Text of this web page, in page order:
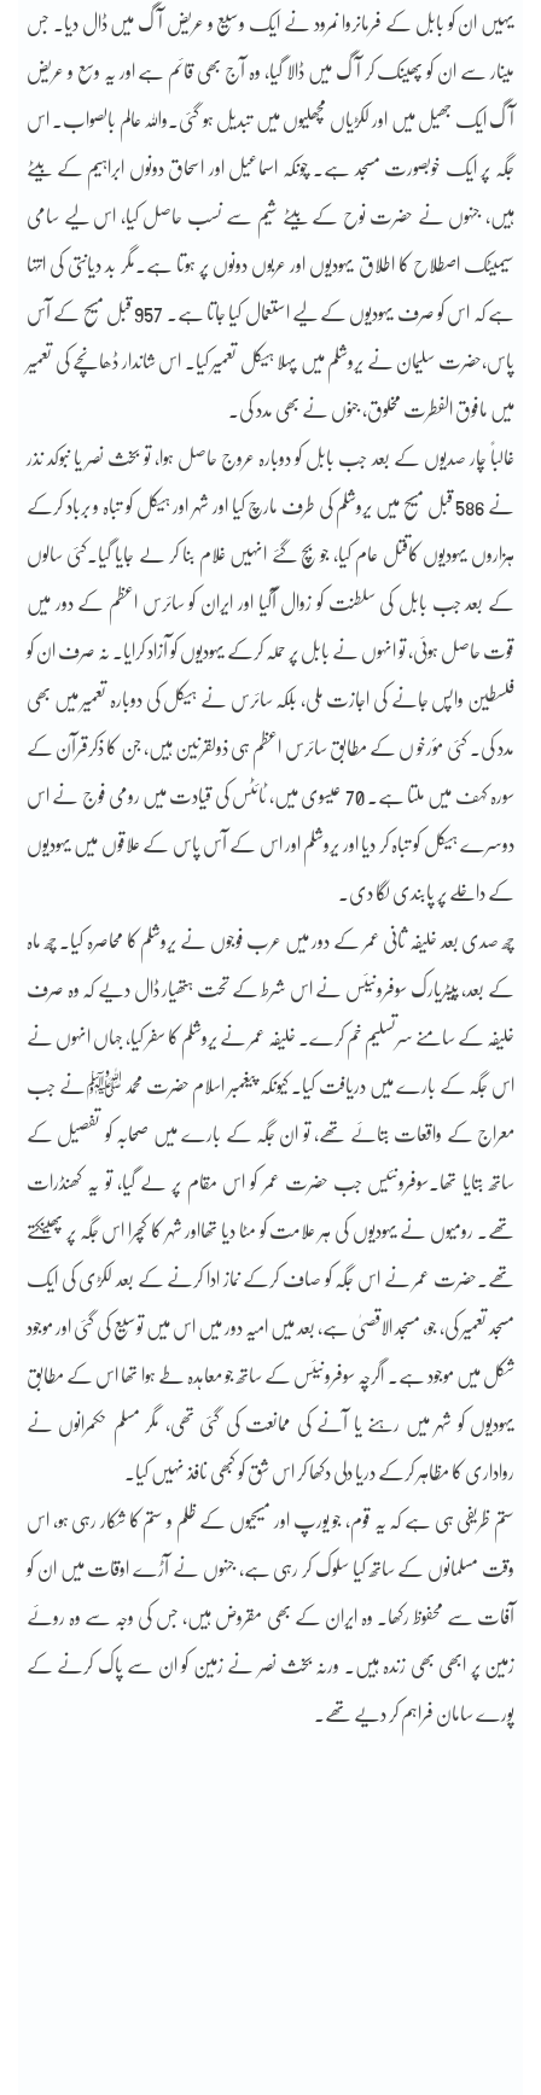
یہیں ان کو بابل کے فرمانروا نمرود نے ایک وسیع و عریض آگ میں ڈال دیا۔ جس
مینار سے ان کو پھینک کر آگ میں ڈالا گیا، وہ آج بھی قائم ہے اور یہ وسع و عریض
آگ ایک جھیل میں اور لکڑیاں مچھلیوں میں تبدیل ہو گئی۔واللہ عالم بالصواب۔ اس
جگہ پر ایک خوبصورت مسجد ہے۔ چونکہ اسماعیل اور اسحاق دونوں ابراہیم کے بیٹے
ہیں، جنہوں نے حضرت نوح کے بیٹے شیم سے نسب حاصل کیا، اس لیے سامی
سیمیٹک اصطلاح کا اطلاق یہودیوں اور عربوں دونوں پر ہوتا ہے۔مگر بد دیانتی کی انتہا
ہے کہ اس کو صرف یہودیوں کے لیے استعمال کیا جاتا ہے۔ 957 قبل مسیح کے آس
پاس،حضرت سلیمان نے یروشلم میں پہلا ہیکل تعمیر کیا۔ اس شاندار ڈھانچے کی تعمیر
میں مافوق الفطرت مخلوق، جنوں نے بھی مدد کی۔
غالباً چار صدیوں کے بعد جب بابل کو دوبارہ عروج حاصل ہوا، تو بخث نصر یا نبوکد نذر
نے 586 قبل مسیح میں یروشلم کی طرف مارچ کیا اور شہر اور ہیکل کو تباہ و برباد کرکے
ہزاروں یہودیوں کاقتل عام کیا، جو بچ گئے انہیں غلام بنا کر لے جایا گیا۔کئی سالوں
کے بعد جب بابل کی سلطنت کو زوال آگیا اور ایران کو سائرس اعظم کے دور میں
قوت حاصل ہوئی، تو انہوں نے بابل پر حملہ کرکے یہودیوں کو آزاد کرایا۔ نہ صرف ان کو
فلسطین واپس جانے کی اجازت ملی، بلکہ سائرس نے ہیکل کی دوبارہ تعمیر میں بھی
مدد کی۔ کئی مؤرخو ں کے مطابق سائرس اعظم ہی ذولقرنین ہیں، جن کا ذکرقرآن کے
سورہ کہف میں ملتا ہے۔ 70 عیسوی میں، ٹائٹس کی قیادت میں رومی فوج نے اس
دوسرے ہیکل کو تباہ کر دیا اور یروشلم اور اس کے آس پاس کے علاقوں میں یہودیوں
کے داخلے پر پابندی لگا دی۔
چھ صدی بعد خلیفہ ثانی عمر کے دور میں عرب فوجوں نے یروشلم کا محاصرہ کیا۔ چھ ماہ
کے بعد، پیٹریارک سوفرونیئس نے اس شرط کے تحت ہتھیار ڈال دیے کہ وہ صرف
خلیفہ کے سامنے سرتسلیم خم کرے۔ خلیفہ عمر نے یروشلم کا سفر کیا، جہاں انہوں نے
اس جگہ کے بارے میں دریافت کیا۔ کیونکہ پیغمبر اسلام حضرت محمد ﷺنے جب
معراج کے واقعات بتائے تھے، تو ان جگہ کے بارے میں صحابہ کو تفصیل کے
ساتھ بتایا تھا۔سوفرونئیس جب حضرت عمر کو اس مقام پر لے گیا، تو یہ کھنڈرات
تھے۔ رومیوں نے یہودیوں کی ہر علامت کو مٹا دیا تھااور شہر کا کچرا اس جگہ پر پھینکتے
تھے۔حضرت عمر نے اس جگہ کو صاف کرکے نماز ادا کرنے کے بعد لکڑی کی ایک
مسجد تعمیر کی، جو، مسجد الاقصیٰ ہے، بعد میں امیہ دور میں اس میں توسیع کی گئی اور موجود
شکل میں موجود ہے۔ اگرچہ سوفرونیئس کے ساتھ جو معاہدہ طے ہوا تھا اس کے مطابق
یہودیوں کو شہر میں رہنے یا آنے کی ممانعت کی گئی تھی، مگر مسلم حکمرانوں نے
رواداری کا مظاہر کرکے دریا دلی دکھا کر اس شق کو کبھی نافذ نہیں کیا۔
ستم ظریفی ہی ہے کہ یہ قوم، جو یورپ اور مسیحیوں کے ظلم و ستم کا شکار رہی ہو، اس
وقت مسلمانوں کے ساتھ کیا سلوک کر رہی ہے، جنہوں نے آڑے اوقات میں ان کو
آفات سے محفوظ رکھا۔ وہ ایران کے بھی مقروض ہیں، جس کی وجہ سے وہ روئے
زمین پر ابھی بھی زندہ ہیں۔ ورنہ بخث نصر نے زمین کو ان سے پاک کرنے کے
پورے سامان فراہم کر دیے تھے۔